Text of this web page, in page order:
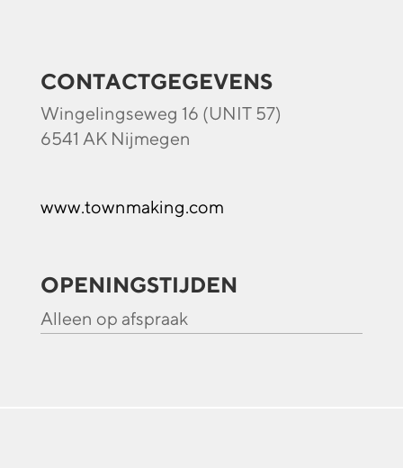
CONTACTGEGEVENS
Wingelingseweg 16 (UNIT 57)
6541 AK Nijmegen
www.townmaking.com
OPENINGSTIJDEN
Alleen op afspraak